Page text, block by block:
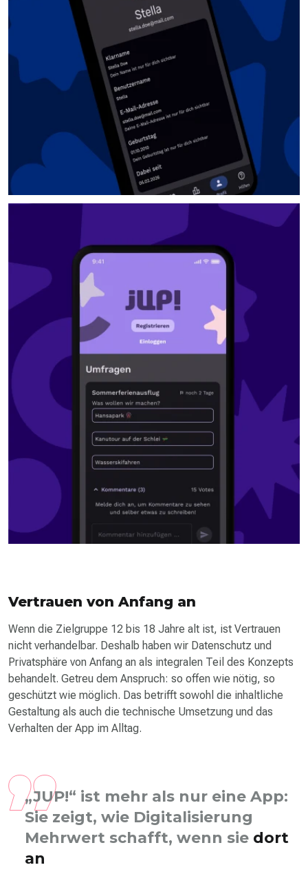
Vertrauen von Anfang an
Wenn die Zielgruppe 12 bis 18 Jahre alt ist, ist Vertrauen
nicht verhandelbar. Deshalb haben wir Datenschutz und
Privat­sphäre von Anfang an als integralen Teil des Konzepts
behandelt. Getreu dem Anspruch: so offen wie nötig, so
geschützt wie möglich. Das betrifft sowohl die inhaltliche
Gestaltung als auch die technische Umsetzung und das
Verhalten der App im Alltag.
„JUP!“ ist mehr als nur eine App:
Sie zeigt, wie Digitalisierung
Mehr­wert schafft, wenn sie dort
ansetzt, wo junge Menschen sie